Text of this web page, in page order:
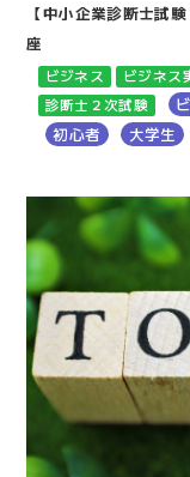
【中小企業診断士試
座
ビジネス ビジネス
診断士２次試験
初心者
大学生